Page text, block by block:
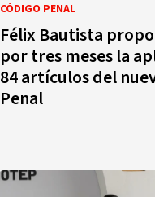
CÓDIGO PENAL
Félix Bautista
por tres meses la
84 artículos del
Penal